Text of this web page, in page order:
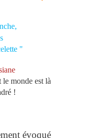
"
monde est là
!
évoqué